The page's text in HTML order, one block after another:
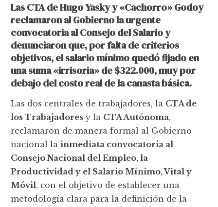
Las CTA de Hugo Yasky y «Cachorro» Godoy
reclamaron al Gobierno la urgente
convocatoria al Consejo del Salario y
denunciaron que, por falta de criterios
objetivos, el salario mínimo quedó fijado en
una suma «irrisoria» de $322.000, muy por
debajo del costo real de la canasta básica.
Las dos centrales de trabajadores, la CTA de
los Trabajadores y la CTA Autónoma,
reclamaron de manera formal al Gobierno
nacional lainmediata convocatoria al
Consejo Nacional del Empleo, la
Productividad y el Salario Mínimo, Vital y
Móvil, con el objetivo de establecer una
metodología clara para la definición de la